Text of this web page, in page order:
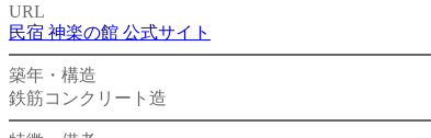
URL
民宿 神楽の館 公式サイト
築年・構造
鉄筋コンクリート造